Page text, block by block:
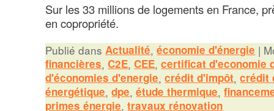
Sur les 33 millions de logements en France,
en copropriété.
Publié dans Actualité,économie d'énergie |
financières,C2E,CEE,certificat d'economie
d'économies d'energie,crédit d'impôt,crédit
énergétique,dpe,étude thermique,
primes énergie,travaux rénovation